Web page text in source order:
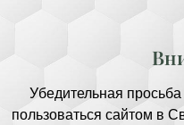
Убедительная
пользоваться сайтом в